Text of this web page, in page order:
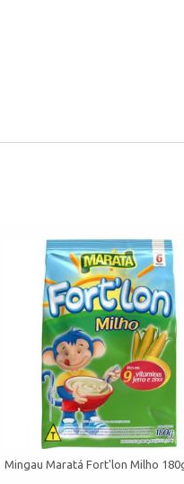
Mingau Maratá Fort'lon Milho